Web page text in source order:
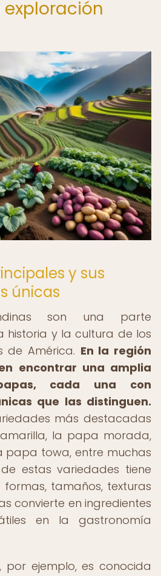
y sus
únicas
son una parte
historia y la cultura de los
de América. En la región
encontrar una amplia
cada una con
que las distinguen.
más destacadas
la papa morada,
papa towa, entre muchas
estas variedades tiene
formas, tamaños, texturas
convierte en ingredientes
en la gastronomía
ejemplo, es conocida